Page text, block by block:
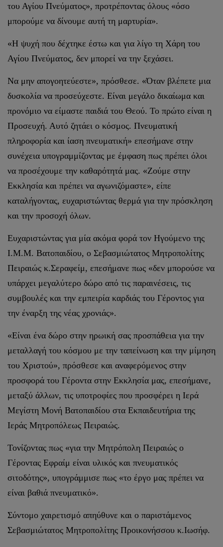
του Αγίου Πνεύματος», προτρέποντας όλους «όσο
μπορούμε να δίνουμε αυτή τη μαρτυρία».
«Η ψυχή που δέχτηκε έστω και για λίγο τη Χάρη του
Αγίου Πνεύματος, δεν μπορεί να την ξεχάσει.
Να μην απογοητεύεστε», πρόσθεσε. «Όταν βλέπετε μια
δυσκολία να προσεύχεστε. Είναι μεγάλο δικαίωμα και
προνόμιο να είμαστε παιδιά του Θεού. Το πρώτο είναι η
Προσευχή. Αυτό ζητάει ο κόσμος. Πνευματική
πληροφορία και ίαση πνευματική» επεσήμανε στην
συνέχεια υπογραμμίζοντας με έμφαση πως πρέπει όλοι
να προσέχουμε την καθαρότητά μας. «Ζούμε στην
Εκκλησία και πρέπει να αγωνιζόμαστε», είπε
καταλήγοντας, ευχαριστώντας θερμά για την πρόσκληση
και την προσοχή όλων.
Ευχαριστώντας για μία ακόμα φορά τον Ηγούμενο της
Ι.Μ.Μ. Βατοπαιδίου, ο Σεβασμιώτατος Μητροπολίτης
Πειραιώς κ.Σεραφείμ, επεσήμανε πως «δεν μπορούσε να
υπάρχει μεγαλύτερο δώρο από τις παραινέσεις, τις
συμβουλές και την εμπειρία καρδιάς του Γέροντος για
την έναρξη της νέας χρονιάς».
«Είναι ένα δώρο στην ηρωική σας προσπάθεια για την
μεταλλαγή του κόσμου με την ταπείνωση και την μίμηση
του Χριστού», πρόσθεσε και αναφερόμενος στην
προσφορά του Γέροντα στην Εκκλησία μας, επεσήμανε,
μεταξύ άλλων, τις υποτροφίες που προσφέρει η Ιερά
Μεγίστη Μονή Βατοπαιδίου στα Εκπαιδευτήρια της
Ιεράς Μητροπόλεως Πειραιώς.
Τονίζοντας πως «για την Μητρόπολη Πειραιώς ο
Γέροντας Εφραίμ είναι υλικός και πνευματικός
σιτοδότης», υπογράμμισε πως «το έργο μας πρέπει να
είναι βαθιά πνευματικό».
Σύντομο χαιρετισμό απηύθυνε και ο παριστάμενος
Σεβασμιώτατος Μητροπολίτης Προικονήσσου κ.Ιωσήφ.